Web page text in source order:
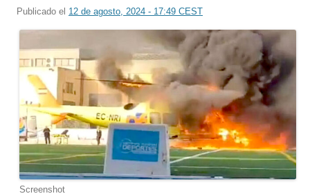
Publicado el 12 de agosto, 2024 - 17:49 CEST
Screenshot